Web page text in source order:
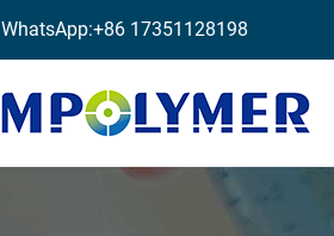
WhatsApp:+86 17351128198